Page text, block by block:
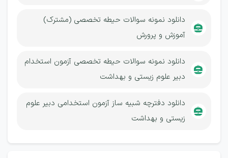
دانلود نمونه سوالات حیطه تخصصی (مشترک)
آموزش و پرورش
دانلود نمونه سوالات حیطه تخصصی آزمون استخدام
دبیر علوم زیستی و بهداشت
دانلود دفترچه شبیه ساز آزمون استخدامی دبیر علوم
زیستی و بهداشت